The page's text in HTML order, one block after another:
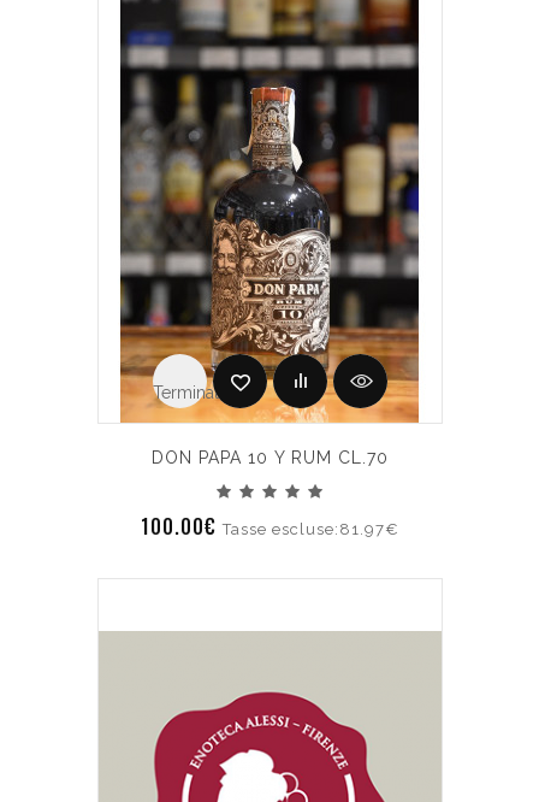
Terminato
DON PAPA 10 Y RUM CL.70
100.00€Tasse escluse:81.97€